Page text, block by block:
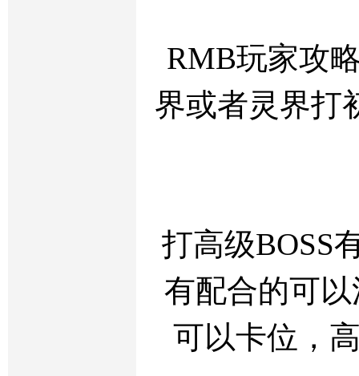
RMB玩家攻
界或者灵界打
打高级BOSS
有配合的可
可以卡位，